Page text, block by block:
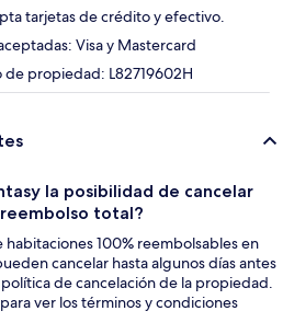
tarjetas de crédito y efectivo.
Visa y Mastercard
propiedad: L82719602H
la posibilidad de cancelar
total?
habitaciones 100% reembolsables en
cancelar hasta algunos días antes
de cancelación de la propiedad.
ver los términos y condiciones